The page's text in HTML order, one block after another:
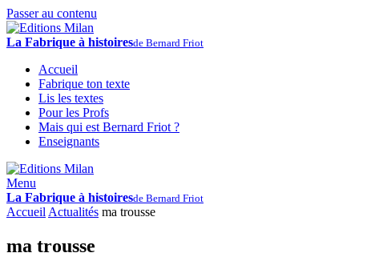
Passer au contenu
La Fabrique à histoiresde Bernard Friot
Accueil
Fabrique ton texte
Lis les textes
Pour les Profs
Mais qui est Bernard Friot ?
Enseignants
Menu
La Fabrique à histoiresde Bernard Friot
Accueil Actualités ma trousse
ma trousse